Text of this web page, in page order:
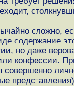
сложно,
содержание
но даже
конфессии.
совершенно